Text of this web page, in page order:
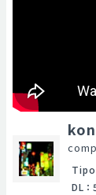
Tipo
DL ：